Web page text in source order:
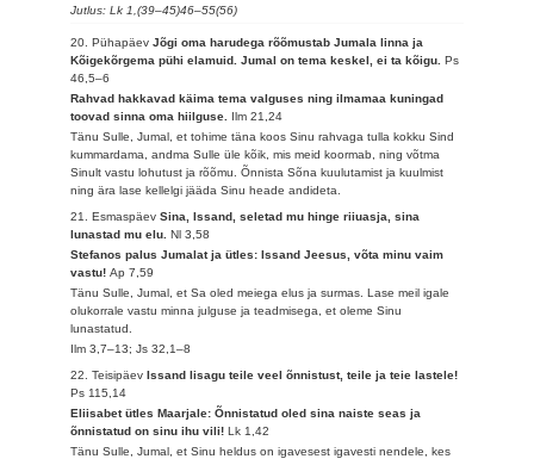
Jutlus: Lk 1,(39–45)46–55(56)
20. PühapäevJõgi oma harudega rõõmustab Jumala linna ja
Kõigekõrgema pühi elamuid. Jumal on tema keskel, ei ta kõigu.Ps
46,5–6
Rahvad hakkavad käima tema valguses ning ilmamaa kuningad
toovad sinna oma hiilguse. Ilm 21,24
Tänu Sulle, Jumal, et tohime täna koos Sinu rahvaga tulla kokku Sind
kummardama, andma Sulle üle kõik, mis meid koormab, ning võtma
Sinult vastu lohutust ja rõõmu. Õnnista Sõna kuulutamist ja kuulmist
ning ära lase kellelgi jääda Sinu heade andideta.
21. EsmaspäevSina, Issand, seletad mu hinge riiuasja, sina
lunastad mu elu.Nl 3,58
Stefanos palus Jumalat ja ütles: Issand Jeesus, võta minu vaim
vastu!Ap 7,59
Tänu Sulle, Jumal, et Sa oled meiega elus ja surmas. Lase meil igale
olukorrale vastu minna julguse ja teadmisega, et oleme Sinu
lunastatud.
Ilm 3,7–13; Js 32,1–8
22. TeisipäevIssand lisagu teile veel õnnistust, teile ja teie lastele!
Ps 115,14
Eliisabet ütles Maarjale: Õnnistatud oled sina naiste seas ja
õnnistatud on sinu ihu vili!Lk 1,42
Tänu Sulle, Jumal, et Sinu heldus on igavesest igavesti nendele, kes